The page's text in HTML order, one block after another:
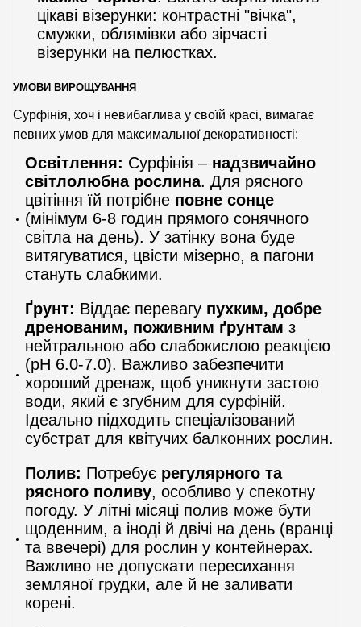
цікаві візерунки: контрастні "вічка",
смужки, облямівки або зірчасті
візерунки на пелюстках.
УМОВИ ВИРОЩУВАННЯ
Сурфінія, хоч і невибаглива у своїй красі, вимагає
певних умов для максимальної декоративності:
Освітлення: Сурфінія – надзвичайно
світлолюбна рослина. Для рясного
цвітіння їй потрібне повне сонце
(мінімум 6-8 годин прямого сонячного
світла на день). У затінку вона буде
витягуватися, цвісти мізерно, а пагони
стануть слабкими.
Ґрунт: Віддає перевагу пухким, добре
дренованим, поживним ґрунтам з
нейтральною або слабокислою реакцією
(pH 6.0-7.0). Важливо забезпечити
хороший дренаж, щоб уникнути застою
води, який є згубним для сурфіній.
Ідеально підходить спеціалізований
субстрат для квітучих балконних рослин.
Полив: Потребує регулярного та
рясного поливу, особливо у спекотну
погоду. У літні місяці полив може бути
щоденним, а іноді й двічі на день (вранці
та ввечері) для рослин у контейнерах.
Важливо не допускати пересихання
земляної грудки, але й не заливати
корені.